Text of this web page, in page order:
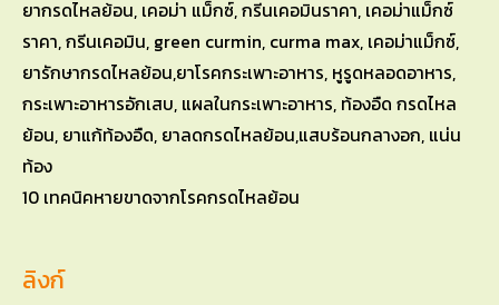
10 เทคนิคหายขาดจากโรคกรดไหลย้อน
ลิงก์